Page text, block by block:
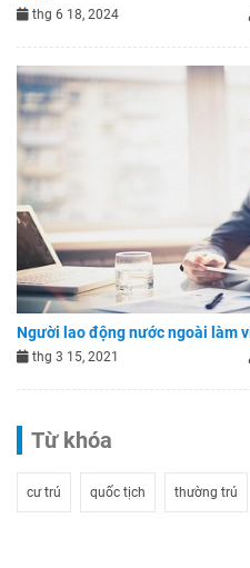
thg 6 18, 2024
Người lao động nước ngoài làm
thg 3 15, 2021
Từ khóa
cư trú quốc tịch thường trú